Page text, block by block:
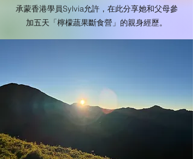
承蒙香港學員Sylvia允許，在此分享她和父母參
加五天「檸檬蔬果斷食營」的親身經歷。